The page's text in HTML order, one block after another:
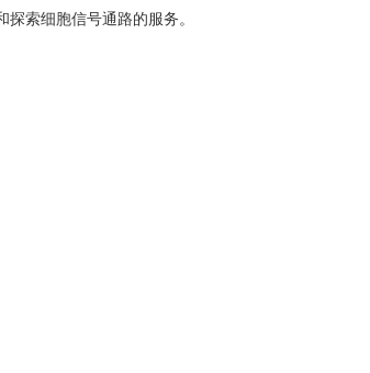
索细胞信号通路的服务。